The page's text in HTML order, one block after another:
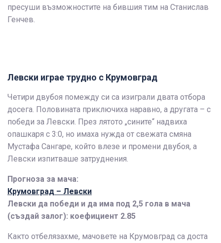
пресуши възможностите на бившия тим на Станислав
Генчев.
Левски играе трудно с Крумовград
Четири двубоя помежду си са изиграли двата отбора
досега. Половината приключиха наравно, а другата – с
победи за Левски. През лятото „сините“ надвиха
опашкаря с 3:0, но имаха нужда от свежата смяна
Мустафа Сангаре, който влезе и промени двубоя, а
Левски изпитваше затруднения.
Прогноза за мача:
Крумовград – Левски
Левски да победи и да има под 2,5 гола в мача
(създай залог): коефициент 2.85
Както отбелязахме, мачовете на Крумовград са доста